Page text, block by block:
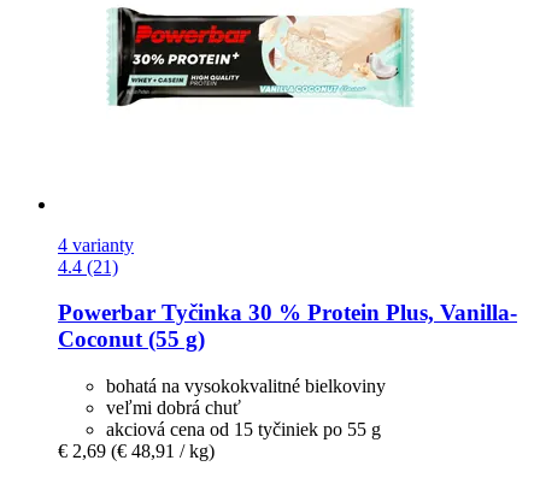
4 varianty
4.4 (21)
Powerbar Tyčinka 30 % Protein Plus, Vanilla-​
Coconut (55 g)
bohatá na vysokokvalitné bielkoviny
veľmi dobrá chuť
akciová cena od 15 tyčiniek po 55 g
€ 2,69 (€ 48,91 / kg)